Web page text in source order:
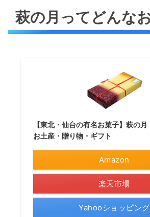
萩の月ってどんな
【東北・仙台の有名お菓子】萩の
お土産・贈り物・ギフト
Amazon
楽天市場
Yahooショッピング